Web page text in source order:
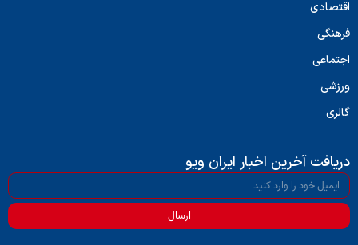
اقتصادی
فرهنگی
اجتماعی
ورزشی
گالری
دریافت آخرین اخبار ایران ویو
ارسال